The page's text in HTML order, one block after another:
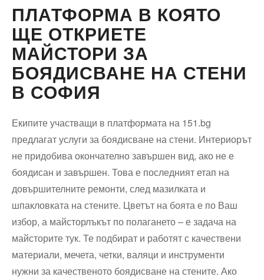
ПЛАТФОРМА В КОЯТО
ЩЕ ОТКРИЕТЕ
МАЙСТОРИ ЗА
БОЯДИСВАНЕ НА СТЕНИ
В СОФИЯ
Екипите участващи в платформата на 151.bg
предлагат услуги за боядисване на стени. Интериорът
не придобива окончателно завършен вид, ако не е
боядисан и завършен. Това е последният етап на
довършителните ремонти, след мазилката и
шпакловката на стените. Цветът на боята е по Ваш
избор, а майсторлъкът по полагането – е задача на
майсторите тук. Те подбират и работят с качествени
материали, мечета, четки, валяци и инструменти
нужни за качественото боядисване на стените. Ако